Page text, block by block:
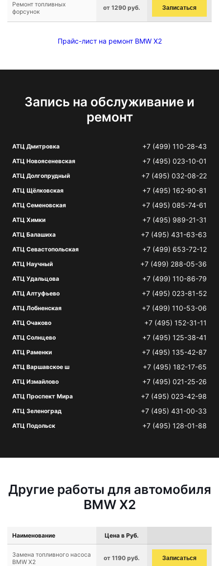
Ремонт топливных
форсунок
от 1290 руб. Записаться
Прайс-лист на ремонт BMW X2
Запись на обслуживание и
ремонт
АТЦ Дмитровка +7 (499) 110-28-43
АТЦ Новоясеневская +7 (495) 023-10-01
АТЦ Долгопрудный +7 (495) 032-08-22
АТЦ Щёлковская +7 (495) 162-90-81
АТЦ Семеновская +7 (495) 085-74-61
АТЦ Химки +7 (495) 989-21-31
АТЦ Балашиха +7 (495) 431-63-63
АТЦ Севастопольская +7 (499) 653-72-12
АТЦ Научный +7 (499) 288-05-36
АТЦ Удальцова +7 (499) 110-86-79
АТЦ Алтуфьево +7 (495) 023-81-52
АТЦ Лобненская +7 (499) 110-53-06
АТЦ Очаково +7 (495) 152-31-11
АТЦ Солнцево +7 (495) 125-38-41
АТЦ Раменки +7 (495) 135-42-87
АТЦ Варшавское ш +7 (495) 182-17-65
АТЦ Измайлово +7 (495) 021-25-26
АТЦ Проспект Мира +7 (495) 023-42-98
АТЦ Зеленоград +7 (495) 431-00-33
АТЦ Подольск +7 (495) 128-01-88
Другие работы для автомобиля
BMW X2
Наименование Цена в Руб.
Замена топливного насоса
BMW X2
от 1190 руб. Записаться